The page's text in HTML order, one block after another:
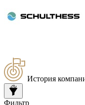
История
Фильтр